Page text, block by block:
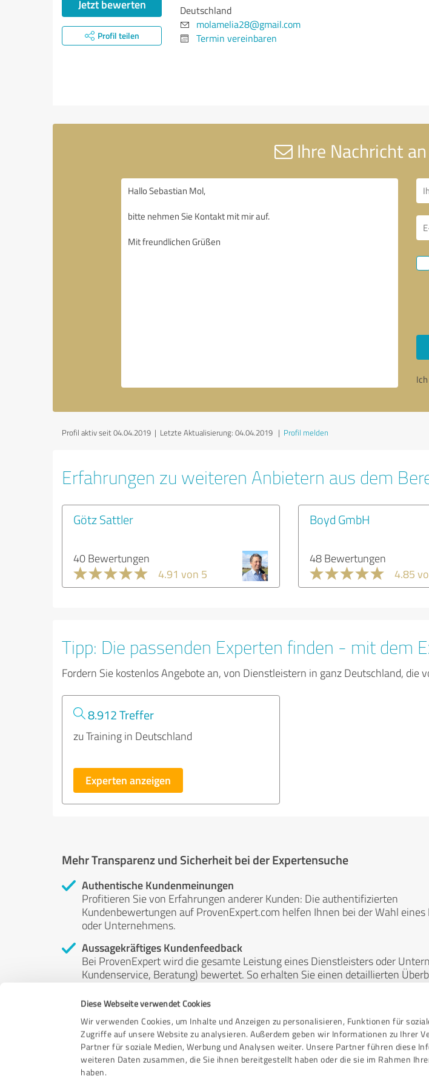
Diese Webseite verwendet Cookies
Wir verwenden Cookies, um Inhalte und Anzeigen zu personalisieren, Funktionen für
Zugriffe auf unsere Website zu analysieren. Außerdem geben wir Informationen zu Ihrer
Partner für soziale Medien, Werbung und Analysen weiter. Unsere Partner führen diese
weiteren Daten zusammen, die Sie ihnen bereitgestellt haben oder die sie im Rahmen
haben.
Jetzt bewerten
Profil teilen
Deutschland
molamelia28@gmail.com
Termin vereinbaren
Ihre Nachricht
Profil aktiv seit 04.04.2019 | Letzte Aktualisierung: 04.04.2019 | Profil melden
Erfahrungen zu weiteren Anbietern aus dem
Götz Sattler
40 Bewertungen
4.91 von 5
Boyd GmbH
48 Bewertungen
4.85
Tipp: Die passenden Experten finden - mit dem
Fordern Sie kostenlos Angebote an, von Dienstleistern in ganz Deutschland,
8.912 Treffer
zu Training in Deutschland
Experten anzeigen
Mehr Transparenz und Sicherheit bei der Expertensuche
Authentische Kundenmeinungen
Profitieren Sie von Erfahrungen anderer Kunden: Die authentifizierten
Kundenbewertungen auf ProvenExpert.com helfen Ihnen bei der Wahl
oder Unternehmens.
Aussagekräftiges Kundenfeedback
Bei ProvenExpert wird die gesamte Leistung eines Dienstleisters oder
Kundenservice, Beratung) bewertet. So erhalten Sie einen detaillierten
Unabhängige Bewertungen
ProvenExpert ist grundsätzlich kostenlos, unabhängig und neutral.
Kunden erfolgen freiwillig, können nicht gekauft werden und sind weder
anderweitig beeinflussbar.